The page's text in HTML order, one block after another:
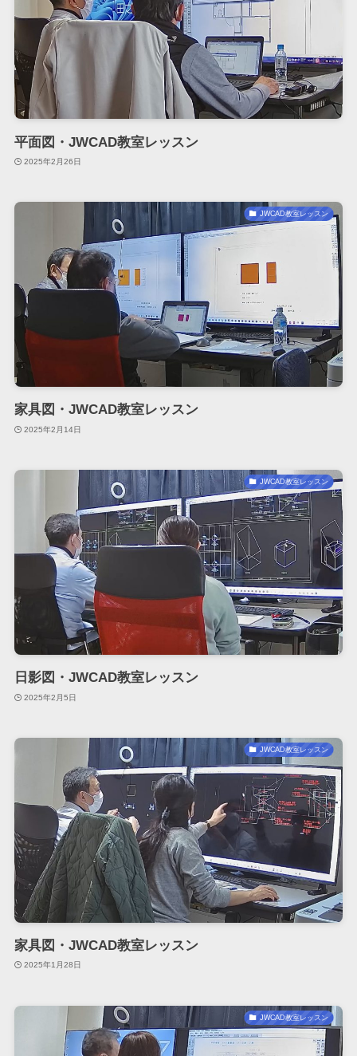
平面図・JWCAD教室レッスン
2025年2月26日
JWCAD教室レッスン
家具図・JWCAD教室レッスン
2025年2月14日
JWCAD教室レッスン
日影図・JWCAD教室レッスン
2025年2月5日
JWCAD教室レッスン
家具図・JWCAD教室レッスン
2025年1月28日
JWCAD教室レッスン